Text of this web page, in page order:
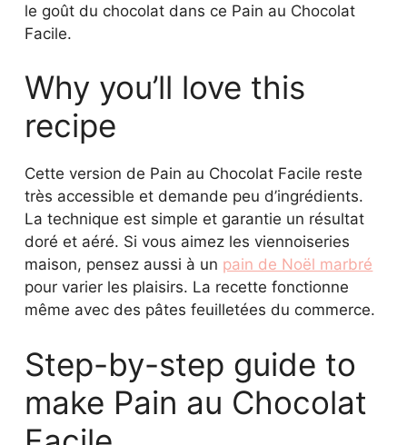
le goût du chocolat dans ce Pain au Chocolat
Facile.
Why you’ll love this
recipe
Cette version de Pain au Chocolat Facile reste
très accessible et demande peu d’ingrédients.
La technique est simple et garantie un résultat
doré et aéré. Si vous aimez les viennoiseries
maison, pensez aussi à un pain de Noël marbré
pour varier les plaisirs. La recette fonctionne
même avec des pâtes feuilletées du commerce.
Step-by-step guide to
make Pain au Chocolat